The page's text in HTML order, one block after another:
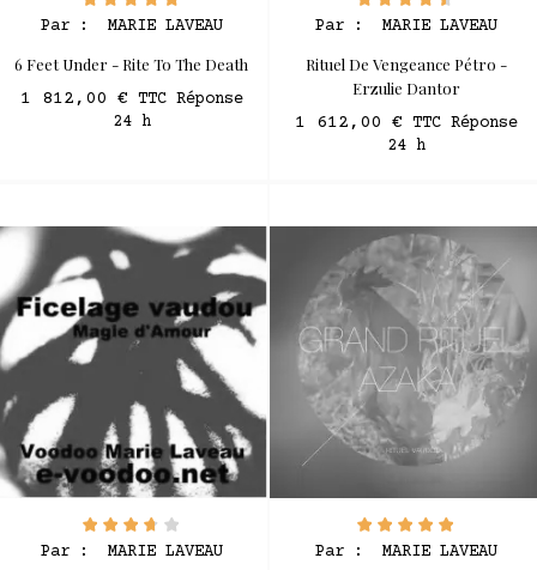
Par : MARIE LAVEAU
6 Feet Under - Rite To The Death
1 812,00 € TTC Réponse
24 h
Par : MARIE LAVEAU
Rituel De Vengeance Pétro -
Erzulie Dantor
1 612,00 € TTC Réponse
24 h
Par : MARIE LAVEAU Par : MARIE LAVEAU